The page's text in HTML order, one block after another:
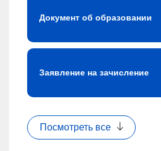
Документ об образовании
Заявление на зачисление
Посмотреть все